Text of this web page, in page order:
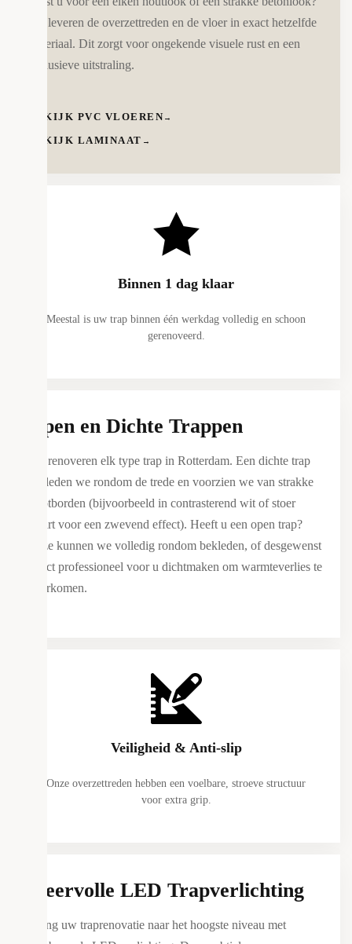
Wij leveren de overzettreden en de vloer in exact hetzelfde
materiaal. Dit zorgt voor ongekende visuele rust en een
exclusieve uitstraling.
BEKIJK PVC VLOEREN →
BEKIJK LAMINAAT →
Binnen 1 dag klaar
Meestal is uw trap binnen één werkdag volledig en schoon
gerenoveerd.
Open en Dichte Trappen
Wij renoveren elk type trap in Rotterdam. Een dichte trap
bekleden we rondom de trede en voorzien we van strakke
stootborden (bijvoorbeeld in contrasterend wit of stoer
zwart voor een zwevend effect). Heeft u een open trap?
Deze kunnen we volledig rondom bekleden, of desgewenst
direct professioneel voor u dichtmaken om warmteverlies te
voorkomen.
Veiligheid & Anti-slip
Onze overzettreden hebben een voelbare, stroeve structuur
voor extra grip.
Sfeervolle LED Trapverlichting
Breng uw traprenovatie naar het hoogste niveau met